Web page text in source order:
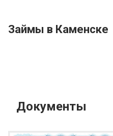
Займы в Каменске
Документы